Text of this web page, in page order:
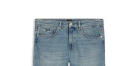
Delaware
10263385